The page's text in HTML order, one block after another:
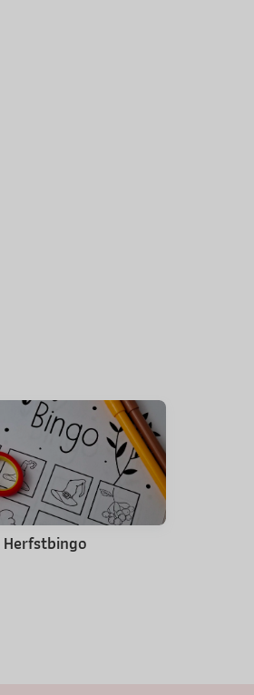
Herfstbingo